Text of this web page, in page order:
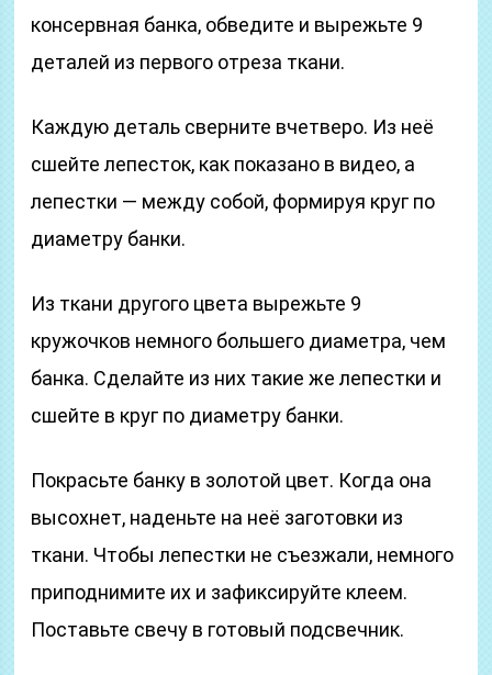
консервная банка, обведите и вырежьте 9
деталей из первого отреза ткани.
Каждую деталь сверните вчетверо. Из неё
сшейте лепесток, как показано в видео, а
лепестки — между собой, формируя круг по
диаметру банки.
Из ткани другого цвета вырежьте 9
кружочков немного большего диаметра, чем
банка. Сделайте из них такие же лепестки и
сшейте в круг по диаметру банки.
Покрасьте банку в золотой цвет. Когда она
высохнет, наденьте на неё заготовки из
ткани. Чтобы лепестки не съезжали, немного
приподнимите их и зафиксируйте клеем.
Поставьте свечу в готовый подсвечник.